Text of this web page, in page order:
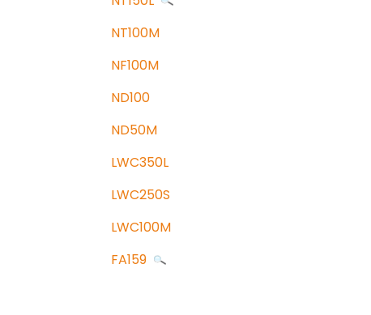
NT100M
NF100M
ND100
ND50M
LWC350L
LWC250S
LWC100M
FA159